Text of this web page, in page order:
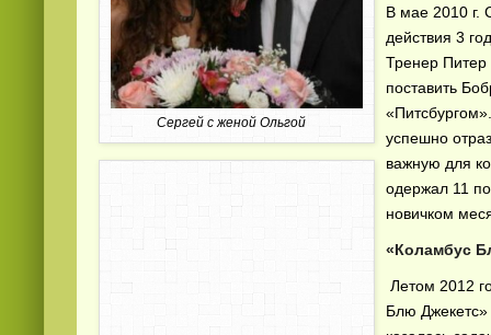
Сергей с женой Ольгой
В мае 2010 г.
действия 3
Тренер Питер
поставить
успешно
важную для
одержал 11
новичком
«Коламбус
Летом 2012
Блю